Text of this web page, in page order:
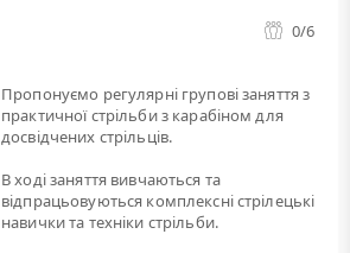
0/6
Пропонуємо регулярні групові заняття з
практичної стрільби з карабіном для
досвідчених стрільців.
В ході заняття вивчаються та
відпрацьовуються комплексні стрілецькі
навички та техніки стрільби.